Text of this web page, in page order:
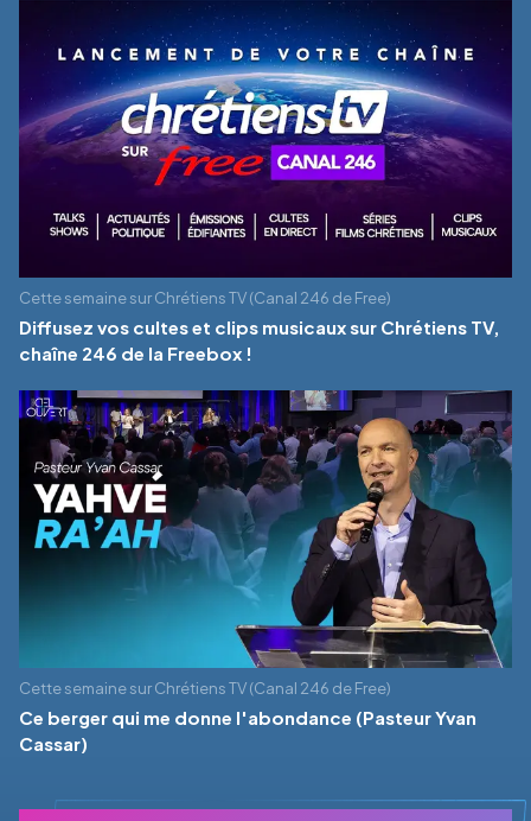
Cette semaine sur Chrétiens TV (Canal 246 de Free)
Diffusez vos cultes et clips musicaux sur Chrétiens TV,
chaîne 246 de la Freebox !
Cette semaine sur Chrétiens TV (Canal 246 de Free)
Ce berger qui me donne l'abondance (Pasteur Yvan
Cassar)